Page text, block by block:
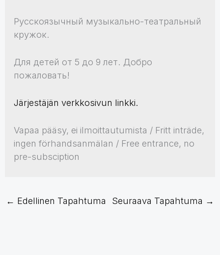
Русскоязычный музыкально-театральный
кружок.
Для детей от 5 до 9 лет. Добро
пожаловать!
Järjestäjän verkkosivun linkki.
Vapaa pääsy, ei ilmoittautumista / Fritt inträde,
ingen förhandsanmälan / Free entrance, no
pre-subsciption
← Edellinen Tapahtuma Seuraava Tapahtuma →